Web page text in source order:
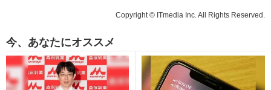
Copyright © ITmedia Inc. All Rights Reserved.
今、あなたにオススメ